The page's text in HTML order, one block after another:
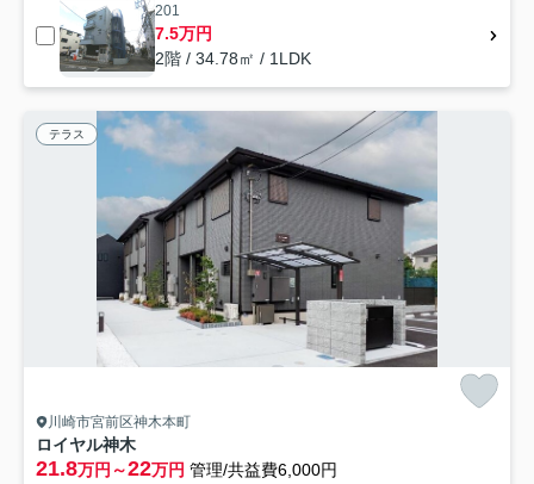
201
7.5万円
2階 / 34.78㎡ / 1LDK
テラス
川崎市宮前区神木本町
ロイヤル神木
21.8万円～22万円 管理/共益費6,000円